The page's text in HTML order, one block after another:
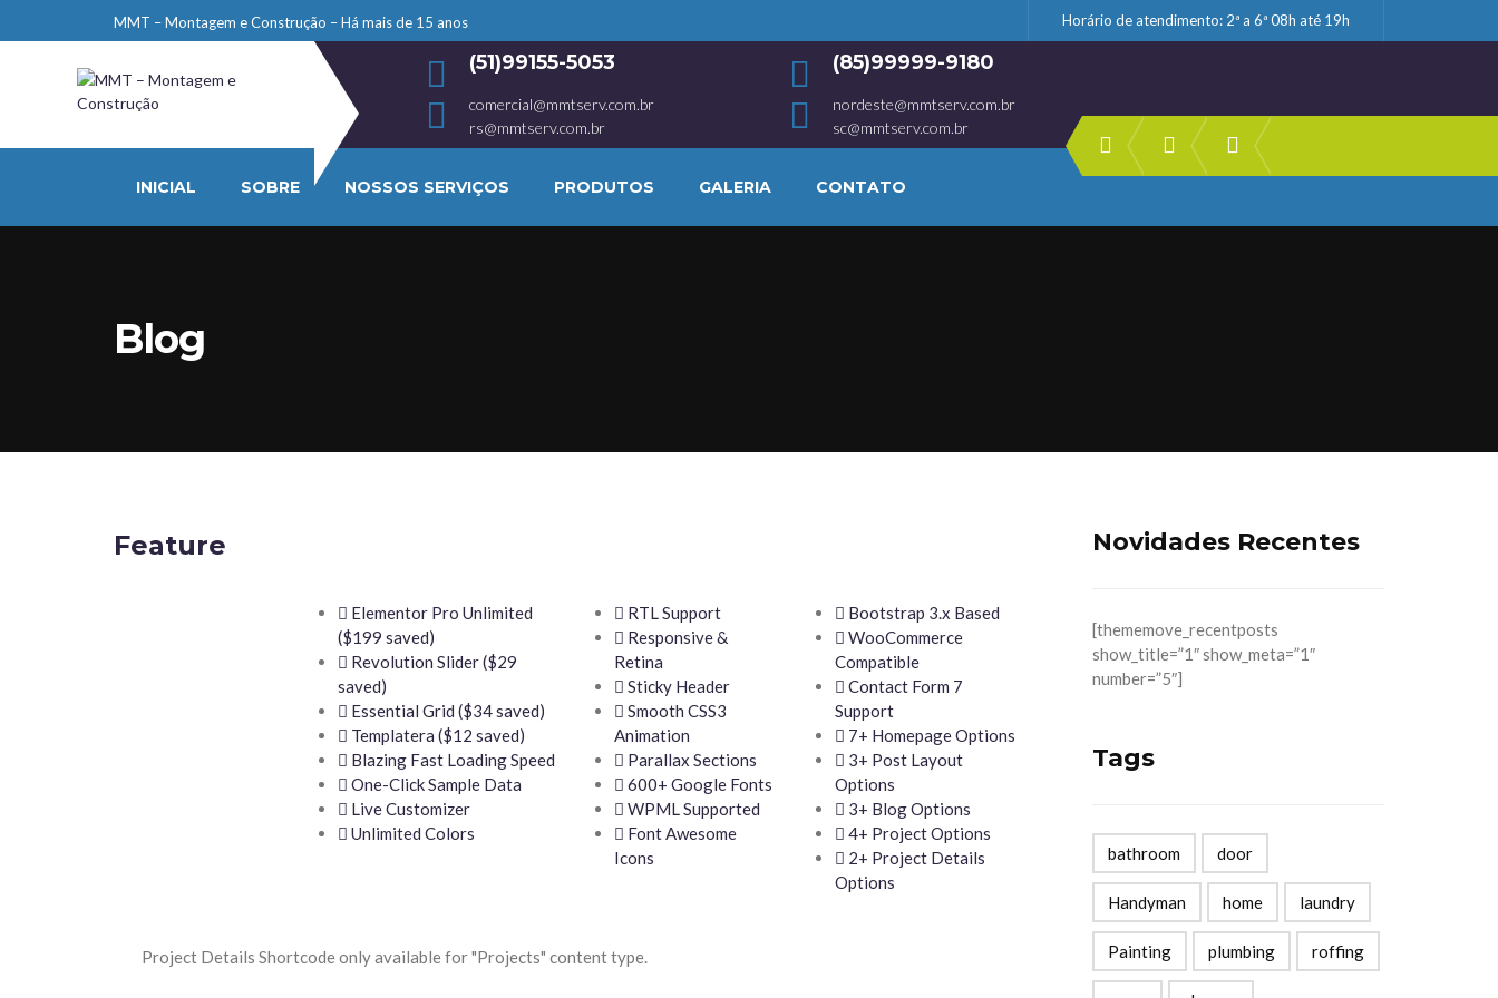
MMT – Montagem e Construção – Há mais de 15 anos Horário de atendimento: 2ª a 6ª 08h até 19h
(51)99155-5053 (85)99999-9180
comercial@mmtserv.com.br
rs@mmtserv.com.br
nordeste@mmtserv.com.br
sc@mmtserv.com.br
INICIAL SOBRE NOSSOS SERVIÇOS PRODUTOS GALERIA CONTATO
Blog
Feature
Elementor Pro Unlimited
($199 saved)
Revolution Slider ($29
saved)
Essential Grid ($34 saved)
Templatera ($12 saved)
Blazing Fast Loading Speed
One-Click Sample Data
Live Customizer
Unlimited Colors
RTL Support
Responsive &
Retina
Sticky Header
Smooth CSS3
Animation
Parallax Sections
600+ Google Fonts
WPML Supported
Font Awesome
Icons
Bootstrap 3.x Based
WooCommerce
Compatible
Contact Form 7
Support
7+ Homepage Options
3+ Post Layout
Options
3+ Blog Options
4+ Project Options
2+ Project Details
Options
Project Details Shortcode only available for "Projects" content type.
Novidades Recentes
[thememove_recentposts
show_title=”1″ show_meta=”1″
number=”5″]
Tags
bathroom door
Handyman home laundry
Painting plumbing roffing